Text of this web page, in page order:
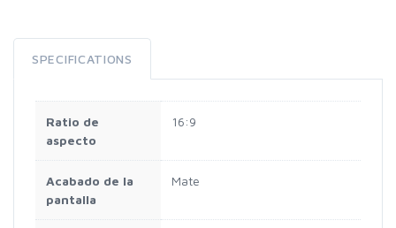
SPECIFICATIONS
Ratio de
aspecto
16:9
Acabado de la
pantalla
Mate